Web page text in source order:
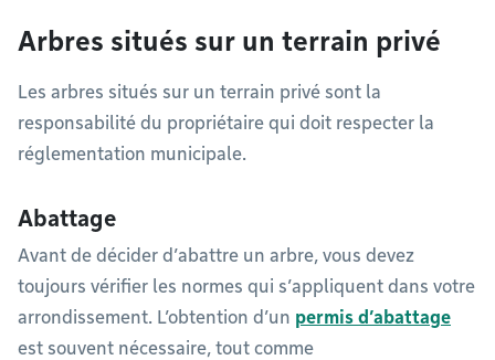
Arbres situés sur un terrain privé
Les arbres situés sur un terrain privé sont la
responsabilité du propriétaire qui doit respecter la
réglementation municipale.
Abattage
Avant de décider d’abattre un arbre, vous devez
toujours vérifier les normes qui s’appliquent dans votre
arrondissement. L’obtention d’un permis d’abattage
est souvent nécessaire, tout comme